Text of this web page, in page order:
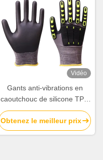
Vidéo
Gants anti-vibrations en
caoutchouc de silicone TPR
Gants de protection contre
les coupures
Obtenez le meilleur prix